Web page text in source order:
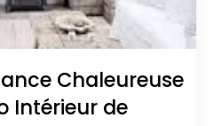
Chaleureuse
Intérieur de